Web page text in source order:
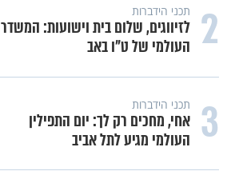
2 תכני הידברות
לזיווגים, שלום בית וישועות: המשדר
העולמי של ט"ו באב
3 תכני הידברות
אחי, מחכים רק לך: יום התפילין
העולמי מגיע לתל אביב